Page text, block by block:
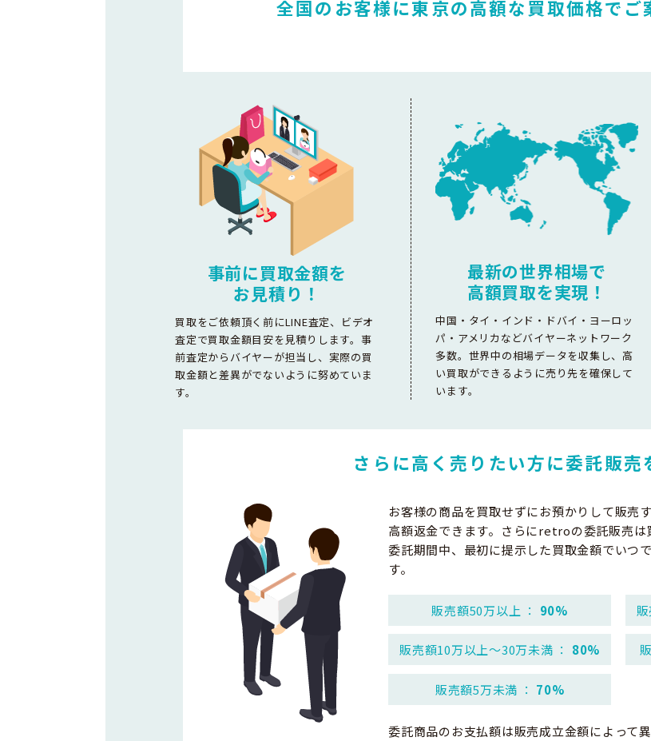
全国のお客様に東京の高額な買取価格でご
事前に買取金額を
お見積り！
買取をご依頼頂く前にLINE査定、ビデオ
査定で買取金額目安を見積りします。事
前査定からバイヤーが担当し、実際の買
取金額と差異がでないように努めていま
す。
最新の世界相場で
高額買取を実現！
中国・タイ・インド・ドバイ・ヨーロッ
パ・アメリカなどバイヤーネットワーク
多数。世界中の相場データを収集し、高
い買取ができるように売り先を確保して
います。
さらに高く売りたい方に委託販売
お客様の商品を買取せずにお預かりして販売
高額返金できます。さらにretroの委託販売は
委託期間中、最初に提示した買取金額でいつ
す。
販売額50万以上 ： 90%
販売額10万以上～30万未満 ： 80%
販売額5万未満 ： 70%
委託商品のお支払額は販売成立金額によって異